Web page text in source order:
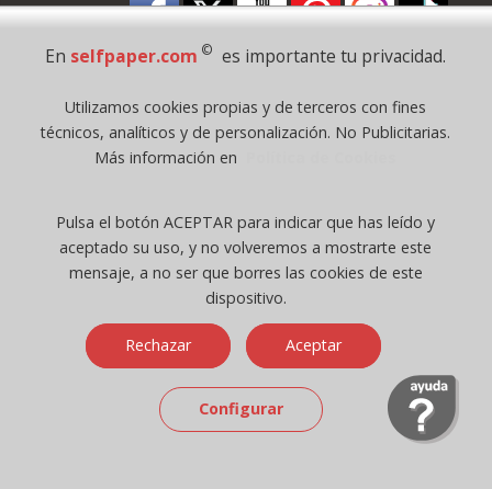
Pago Seguro
Todos los derechos reservados
©selfpaper.com, y las webs de ©gruposelfpaper.org están gestionadas, y
son propiedad de :
Suministros de Oficina Self-Paper, S.L. - C.I.F. B97233654, inscrita en el
Registro Mercantil de Valencia ( España ) CEE:
Tomo 7263, Libro 4565, Folio 1, Sección 8, Hoja V-85203.
Móvil / Tablet - Bot mozilla/5.0 (linux; android 14; pixel 8)
En selfpaper.com © es importante tu privacidad.
Utilizamos cookies propias y de terceros con fines
técnicos, analíticos y de personalización. No Publicitarias.
Más información en
Pulsa el botón ACEPTAR para indicar que has leído y
aceptado su uso, y no volveremos a mostrarte este
mensaje, a no ser que borres las cookies de este
dispositivo.
Rechazar Aceptar
Configurar